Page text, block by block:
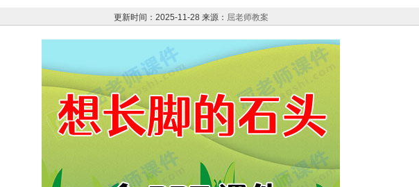
更新时间：2025-11-28 来源： 屈老师教案